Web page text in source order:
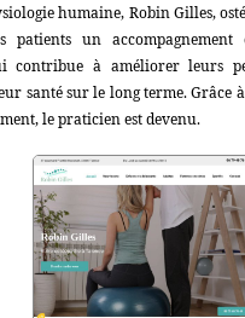
humaine, Robin Gilles,
patients un accompagnement
contribue à améliorer leurs
santé sur le long terme. Grâce
le praticien est devenu.